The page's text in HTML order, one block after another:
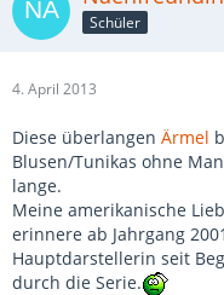
Schüler
4. April 2013
Diese überlangen Ärmel
Blusen/Tunikas ohne
lange.
Meine amerikanische
erinnere ab Jahrgang
Hauptdarstellerin seit
durch die Serie.